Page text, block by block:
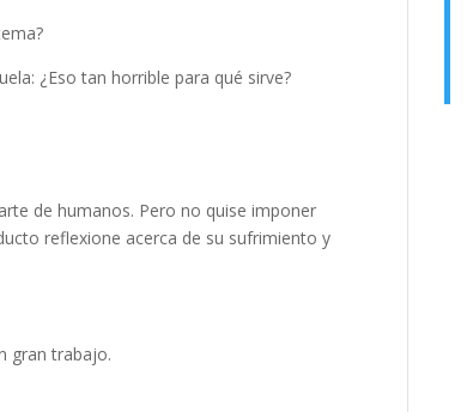
¿Eso tan horrible para qué sirve?
de humanos. Pero no quise imponer
reflexione acerca de su sufrimiento y
gran trabajo.